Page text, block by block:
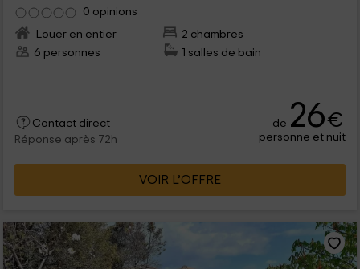
0 opinions
Louer en entier
2 chambres
6 personnes
1 salles de bain
Contact direct
Réponse après 72h
de 26€
personne et nuit
VOIR L’OFFRE